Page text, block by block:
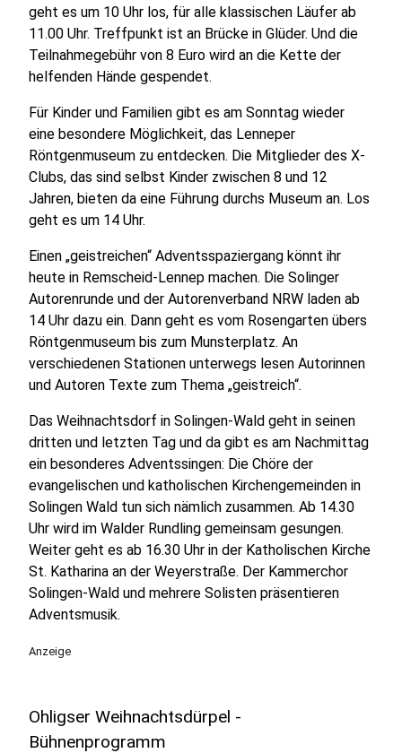
geht es um 10 Uhr los, für alle klassischen Läufer ab
11.00 Uhr. Treffpunkt ist an Brücke in Glüder. Und die
Teilnahmegebühr von 8 Euro wird an die Kette der
helfenden Hände gespendet.
Für Kinder und Familien gibt es am Sonntag wieder
eine besondere Möglichkeit, das Lenneper
Röntgenmuseum zu entdecken. Die Mitglieder des X-
Clubs, das sind selbst Kinder zwischen 8 und 12
Jahren, bieten da eine Führung durchs Museum an. Los
geht es um 14 Uhr.
Einen „geistreichen“ Adventsspaziergang könnt ihr
heute in Remscheid-Lennep machen. Die Solinger
Autorenrunde und der Autorenverband NRW laden ab
14 Uhr dazu ein. Dann geht es vom Rosengarten übers
Röntgenmuseum bis zum Munsterplatz. An
verschiedenen Stationen unterwegs lesen Autorinnen
und Autoren Texte zum Thema „geistreich“.
Das Weihnachtsdorf in Solingen-Wald geht in seinen
dritten und letzten Tag und da gibt es am Nachmittag
ein besonderes Adventssingen: Die Chöre der
evangelischen und katholischen Kirchengemeinden in
Solingen Wald tun sich nämlich zusammen. Ab 14.30
Uhr wird im Walder Rundling gemeinsam gesungen.
Weiter geht es ab 16.30 Uhr in der Katholischen Kirche
St. Katharina an der Weyerstraße. Der Kammerchor
Solingen-Wald und mehrere Solisten präsentieren
Adventsmusik.
Anzeige
Ohligser Weihnachtsdürpel -
Bühnenprogramm